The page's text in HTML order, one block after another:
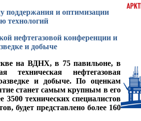
поддержания и оптимизации
технологий
нефтегазовой конференции и
и добыче
на ВДНХ, в 75 павильоне, в
техническая нефтегазовая
и добыче. По оценкам
станет самым крупным в его
технических специалистов
будет представлено более 160